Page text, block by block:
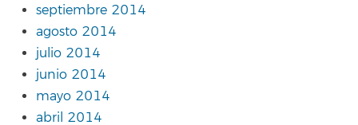
septiembre 2014
agosto 2014
julio 2014
junio 2014
mayo 2014
abril 2014